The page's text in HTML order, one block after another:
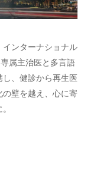
ンターナショナル
属主治医と多言語
、健診から再生医
壁を越え、心に寄